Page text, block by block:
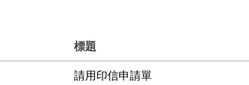
標題
請用印信申請單